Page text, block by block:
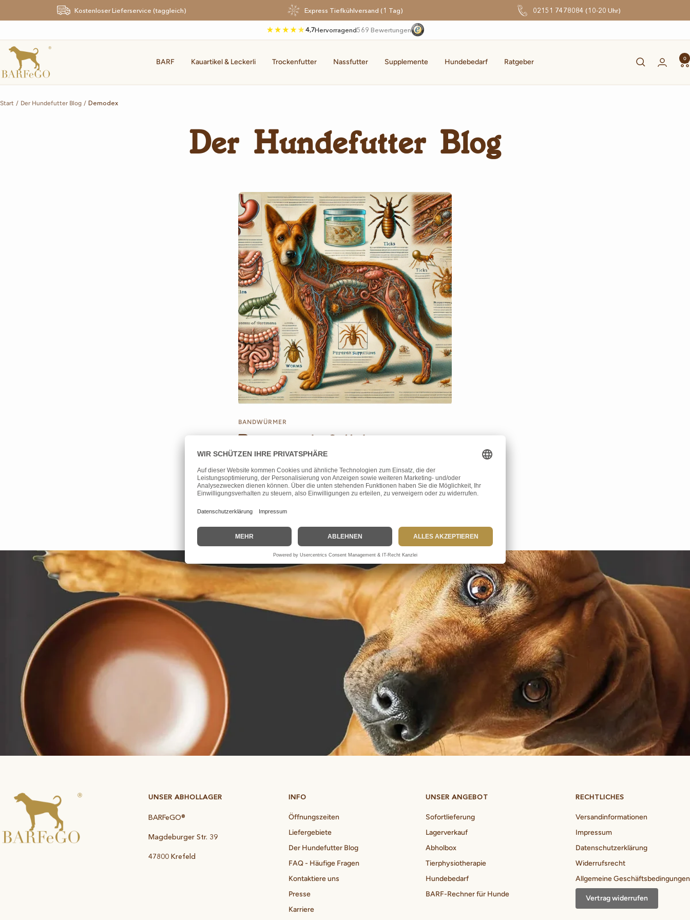
Kostenloser Lieferservice (taggleich) Express Tiefkühlversand (1 Tag) 02151 7478084 (10-20 Uhr)
4,7Hervorragend569 Bewertungen
BARF Kauartikel & Leckerli Trockenfutter Nassfutter Supplemente Hundebedarf Ratgeber
BARFeGO®
0
Start Der Hundefutter Blog Demodex
Der Hundefutter Blog
BANDWÜRMER
Parasitenbefall bei
Hunden: Was du wissen
solltest
Parasitenbefall gehört zu den häufigsten Gesundheitsproblemen bei
Hunden. Ob es sich um äußere Parasiten wie Flöhe und Zecken handelt
UNSER ABHOLLAGER
BARFeGO®
Magdeburger Str. 39
47800 Krefeld
INFO
Öffnungszeiten
Liefergebiete
Der Hundefutter Blog
FAQ - Häufige Fragen
Kontaktiere uns
Presse
Karriere
UNSER ANGEBOT
Sofortlieferung
Lagerverkauf
Abholbox
Tierphysiotherapie
Hundebedarf
BARF-Rechner für Hunde
RECHTLICHES
Versandinformationen
Impressum
Datenschutzerklärung
Widerrufsrecht
Allgemeine Geschäftsbedingungen
Vertrag widerrufen